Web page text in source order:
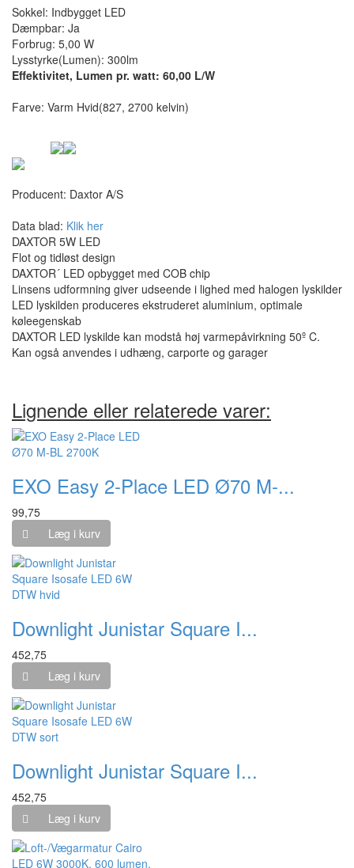
Sokkel: Indbygget LED
Dæmpbar: Ja
Forbrug: 5,00 W
Lysstyrke(Lumen): 300lm
Effektivitet, Lumen pr. watt: 60,00 L/W
Farve: Varm Hvid(827, 2700 kelvin)
Producent: Daxtor A/S
Data blad: Klik her
DAXTOR 5W LED
Flot og tidløst design
DAXTOR´ LED opbygget med COB chip
Linsens udformning giver udseende i lighed med halogen lyskilder
LED lyskilden produceres ekstruderet aluminium, optimale
køleegenskab
DAXTOR LED lyskilde kan modstå høj varmepåvirkning 50º C.
Kan også anvendes i udhæng, carporte og garager
Lignende eller relaterede varer:
EXO Easy 2-Place LED Ø70 M-...
99,75
Læg i kurv
Downlight Junistar Square I...
452,75
Læg i kurv
Downlight Junistar Square I...
452,75
Læg i kurv